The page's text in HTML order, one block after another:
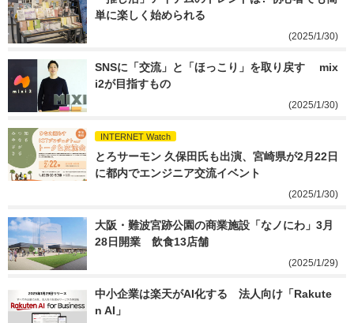
単に楽しく始められる
(2025/1/30)
SNSに「交流」と「ほっこり」を取り戻す　 mix
i2が目指すもの
(2025/1/30)
INTERNET Watch
とろサーモン 久保田氏も出演、宮崎県が2月22日
に都内でエンジニア交流イベント
(2025/1/30)
大阪・難波宮跡公園の商業施設「なノにわ」3月
28日開業　飲食13店舗
(2025/1/29)
中小企業は楽天がAI化する　法人向け「Rakute
n AI」